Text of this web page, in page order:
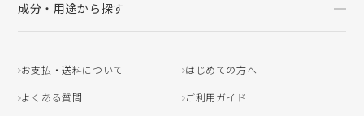
成分・用途から探す
お支払・送料について はじめての方へ
よくある質問 ご利用ガイド